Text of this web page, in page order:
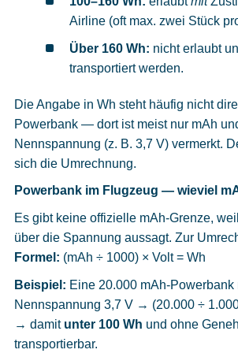
Airline (oft max. zwei Stück
Über 160 Wh: nicht erlaubt
transportiert werden.
Die Angabe in Wh steht häufig nicht
Powerbank — dort ist meist nur mAh
Nennspannung (z. B. 3,7 V) vermerkt.
sich die Umrechnung.
Powerbank im Flugzeug — wieviel
Es gibt keine offizielle mAh-Grenze,
über die Spannung aussagt. Zur
Formel: (mAh ÷ 1000) × Volt = Wh
Beispiel: Eine 20.000 mAh-Powerbank
Nennspannung 3,7 V → (20.000 ÷
→ damit unter 100 Wh und ohne
transportierbar.